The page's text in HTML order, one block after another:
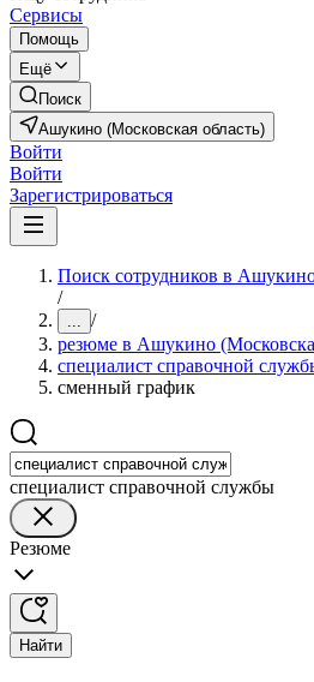
Сервисы
Помощь
Ещё
Поиск
Ашукино (Московская область)
Войти
Войти
Зарегистрироваться
Поиск сотрудников в
/
... /
резюме в Ашукино
специалист справочной
сменный график
специалист справочной службы
Резюме
Найти